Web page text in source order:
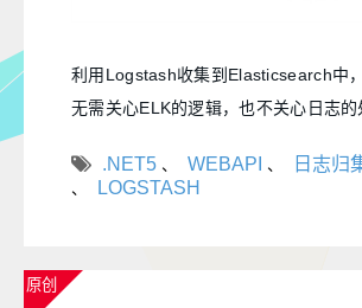
利用Logstash收集到Elasticsearch中
无需关心ELK的逻辑，也不关心日志
.NET5 、 WEBAPI 、 日志归
、 LOGSTASH
原创